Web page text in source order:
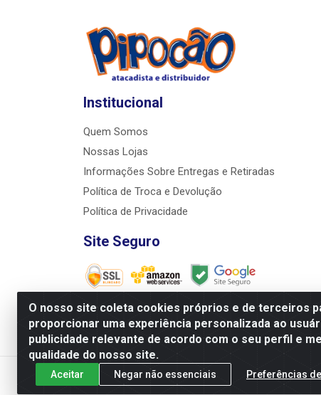
O nosso site coleta cookies próprios e de terceiros
proporcionar uma experiência personalizada ao
publicidade relevante de acordo com o seu perfil e
qualidade do nosso site.
Aceitar Negar não essenciais Preferências
Institucional
Quem Somos
Nossas Lojas
Informações Sobre Entregas e Retiradas
Política de Troca e Devolução
Política de Privacidade
Site Seguro
JRS Distribuição e Logística LTDA - Rua